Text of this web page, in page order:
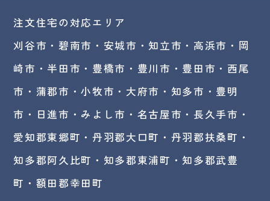
注文住宅の対応エリア
刈谷市・碧南市・ 安城市 ・知立市 ・高浜市・ 岡
崎市 ・半田市・豊橋市・豊川市・豊田市・西尾
市・蒲郡市・小牧市・大府市・知多市・豊明
市・日進市・みよし市・ 名古屋市 ・長久手市・
愛知郡東郷町・丹羽郡大口町・丹羽郡扶桑町・
知多郡阿久比町・知多郡東浦町・知多郡武豊
町・額田郡幸田町